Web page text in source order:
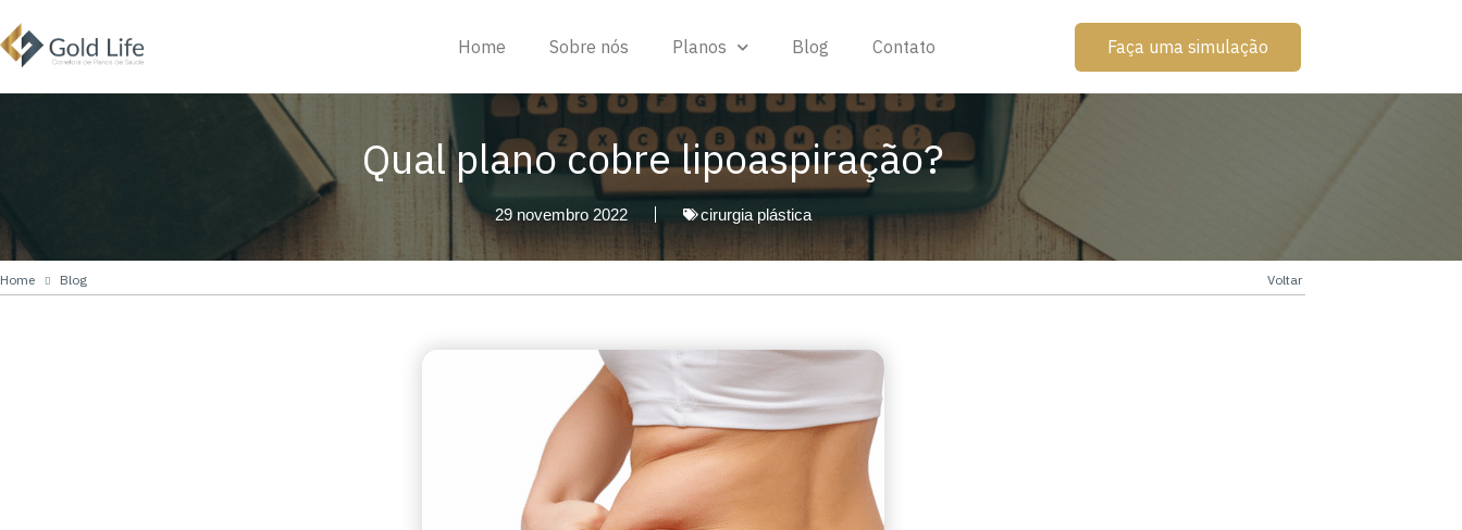
Home Sobre nós Planos Blog Contato Faça uma simulação
Qual plano cobre lipoaspiração?
29 novembro 2022 cirurgia plástica
Home Blog Voltar